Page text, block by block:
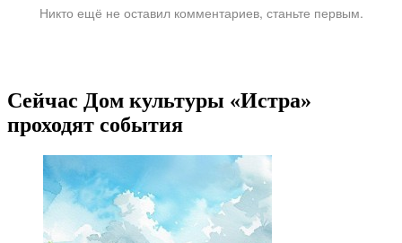
Никто ещё не оставил комментариев, станьте первым.
Сейчас Дом культуры «Истра»
проходят события